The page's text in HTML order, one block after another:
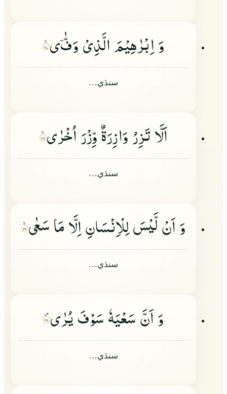
وَ اِبْرٰهِیْمَ الَّذِیْ وَفّٰى ۳۷
سنڌي…
اَلَّا تَزِرُ وَازِرَةٌ وِّزْرَ اُخْرٰى ۳۸
سنڌي…
وَ اَنْ لَّیْسَ لِلْاِنْسَانِ اِلَّا مَا سَعٰى ۳۹
سنڌي…
وَ اَنَّ سَعْیَهٗ سَوْفَ یُرٰى ۴۰
سنڌي…